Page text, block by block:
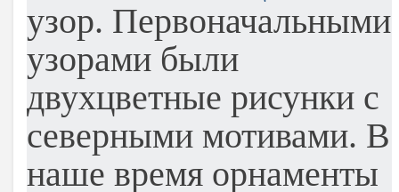
узор. Первоначальными
узорами были
двухцветные рисунки с
северными мотивами. В
наше время орнаменты